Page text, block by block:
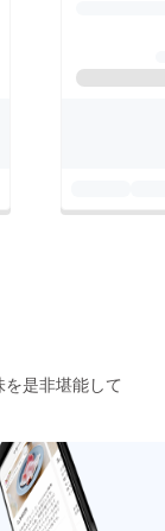
是非堪能して